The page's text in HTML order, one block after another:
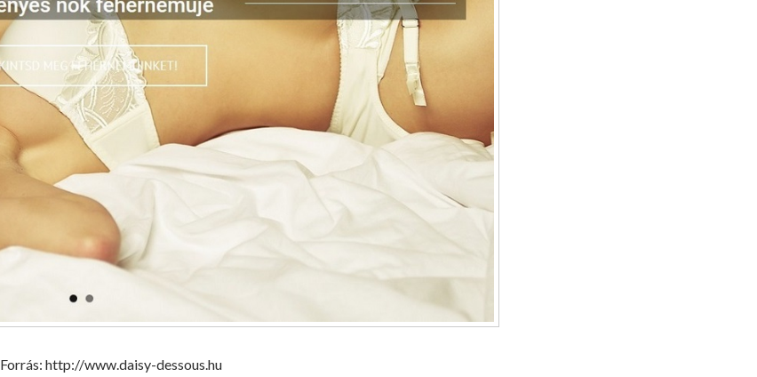
Forrás: http://www.daisy-dessous.hu